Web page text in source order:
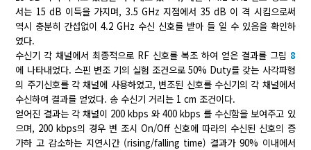
서는 15 dB 이득을 가지며, 3.5 GHz 지점에서 35 dB 이 격 시킴으로써
역시 충분히 간섭없이 4.2 GHz 수신 신호를 받아 들 일 수 있음을 확인하
였다.
수신기 각 채널에서 최종적으로 RF 신호를 복조 하여 얻은 결과를 그림 8
에 나타내었다. 스핀 변조 기의 실험 조건으로 50% Duty를 갖는 사각파형
의 주기신호를 각 채널에 사용하였고, 변조된 신호를 수신기의 각 채널에서
수신하여 결과를 얻었다. 송 수신기 거리는 1 cm 조건이다.
얻어진 결과는 각 채널이 200 kbps 와 400 kbps 를 수신함을 보여주고 있
으며, 200 kbps의 경우 변 조시 On/Off 신호에 따라의 수신된 신호의 증
가하 고 감소하는 지연시간 (rising/falling time) 결과가 90% 이내에서